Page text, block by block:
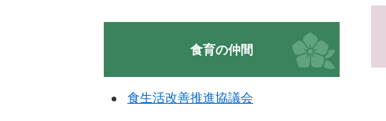
食育の仲間
食生活改善推進協議会